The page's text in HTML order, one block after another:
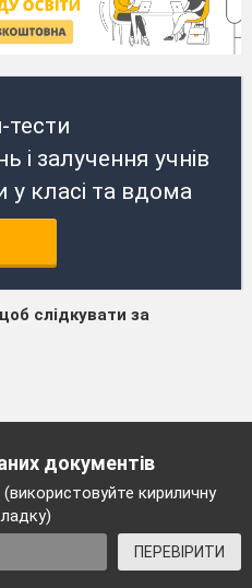
і залучення учнів
у класі та вдома
слідкувати за
документів
кириличну
ПЕРЕВІРИТИ